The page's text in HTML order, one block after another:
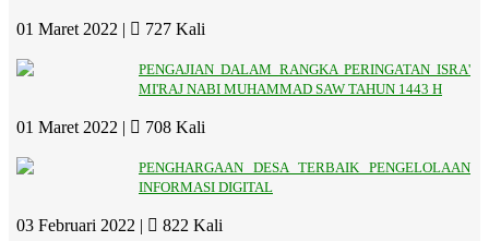
01 Maret 2022 | 727 Kali
PENGAJIAN DALAM RANGKA PERINGATAN ISRA'
MI'RAJ NABI MUHAMMAD SAW TAHUN 1443 H
01 Maret 2022 | 708 Kali
PENGHARGAAN DESA TERBAIK PENGELOLAAN
INFORMASI DIGITAL
03 Februari 2022 | 822 Kali